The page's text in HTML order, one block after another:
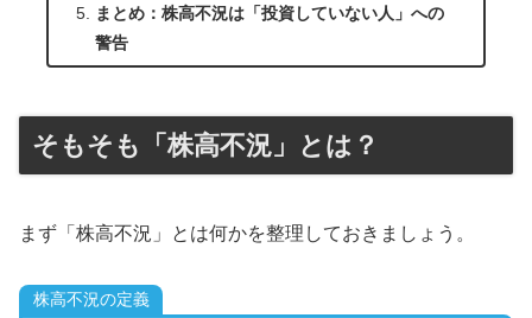
まとめ：株高不況は「投資していない人」への
警告
そもそも「株高不況」とは？
まず「株高不況」とは何かを整理しておきましょう。
株高不況の定義